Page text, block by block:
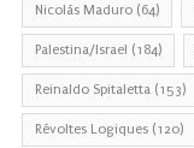
Nicolás Maduro (64)
Palestina/Israel (184)
Reinaldo Spitaletta (153)
Révoltes Logiques (120)